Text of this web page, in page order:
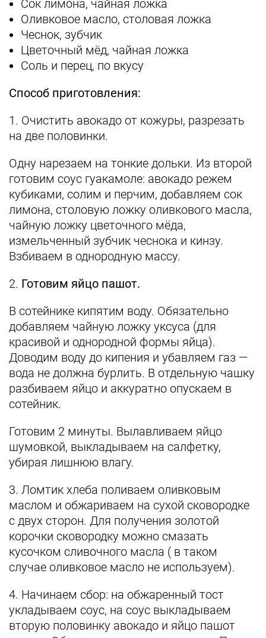
Сок лимона, чайная ложка
Оливковое масло, столовая ложка
Чеснок, зубчик
Цветочный мёд, чайная ложка
Соль и перец, по вкусу
Способ приготовления:
1. Очистить авокадо от кожуры, разрезать
на две половинки.
Одну нарезаем на тонкие дольки. Из второй
готовим соус гуакамоле: авокадо режем
кубиками, солим и перчим, добавляем сок
лимона, столовую ложку оливкового масла,
чайную ложку цветочного мёда,
измельченный зубчик чеснока и кинзу.
Взбиваем в однородную массу.
2. Готовим яйцо пашот.
В сотейнике кипятим воду. Обязательно
добавляем чайную ложку уксуса (для
красивой и однородной формы яйца).
Доводим воду до кипения и убавляем газ —
вода не должна бурлить. В отдельную чашку
разбиваем яйцо и аккуратно опускаем в
сотейник.
Готовим 2 минуты. Вылавливаем яйцо
шумовкой, выкладываем на салфетку,
убирая лишнюю влагу.
3. Ломтик хлеба поливаем оливковым
маслом и обжариваем на сухой сковородке
с двух сторон. Для получения золотой
корочки сковородку можно смазать
кусочком сливочного масла ( в таком
случае оливковое масло не используем).
4. Начинаем сбор: на обжаренный тост
укладываем соус, на соус выкладываем
вторую половинку авокадо и яйцо пашот